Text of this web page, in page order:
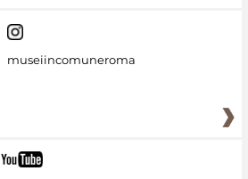
museiincomuneroma